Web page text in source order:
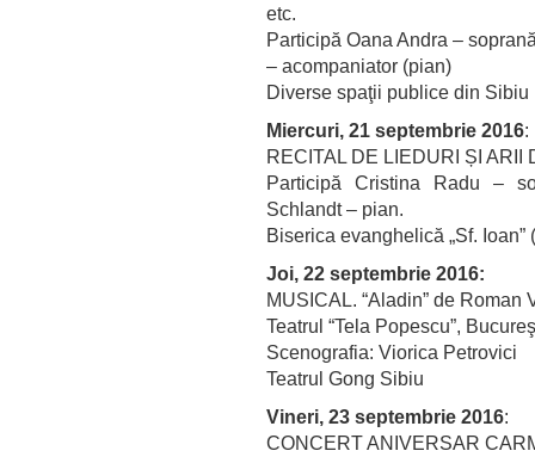
etc.
Participă Oana Andra –
– acompaniator (pian)
Diverse spaţii publice din Sibiu
Miercuri, 21 septembrie 2016:
RECITAL DE LIEDURI ȘI ARII
Participă Cristina Radu –
Schlandt – pian.
Biserica evanghelică „Sf.
Joi, 22 septembrie 2016:
MUSICAL. “Aladin” de Roman
Teatrul “Tela Popescu”,
Scenografia: Viorica Petrovici
Teatrul Gong Sibiu
Vineri, 23 septembrie 2016:
CONCERT ANIVERSAR